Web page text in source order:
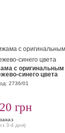
с оригинальным
синего цвета
2736/01
грн
3-4 дня)